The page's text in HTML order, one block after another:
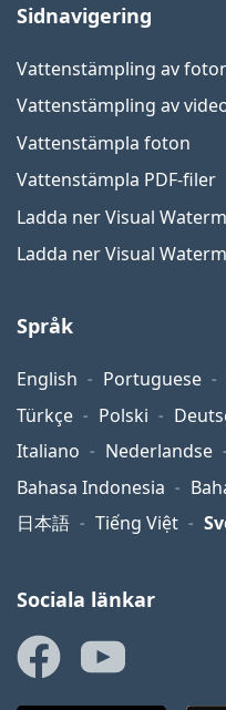
Sidnavigering
Vattenstämpling av
Vattenstämpling av
Vattenstämpla foton
Vattenstämpla PDF-filer
Ladda ner Visual
Ladda ner Visual
Språk
English Portuguese
Türkçe
Polski
Italiano
Nederlandse
Bahasa Indonesia
日本語
Tiếng Việt
Sociala länkar